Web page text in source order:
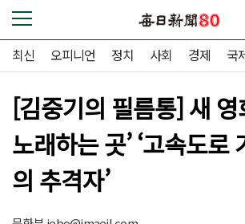
최신 오피니언 정치 사회 경제 국
[김중기의 필름통] 새 영
노래하는 곳’ ‘고속도로
의 추격자’